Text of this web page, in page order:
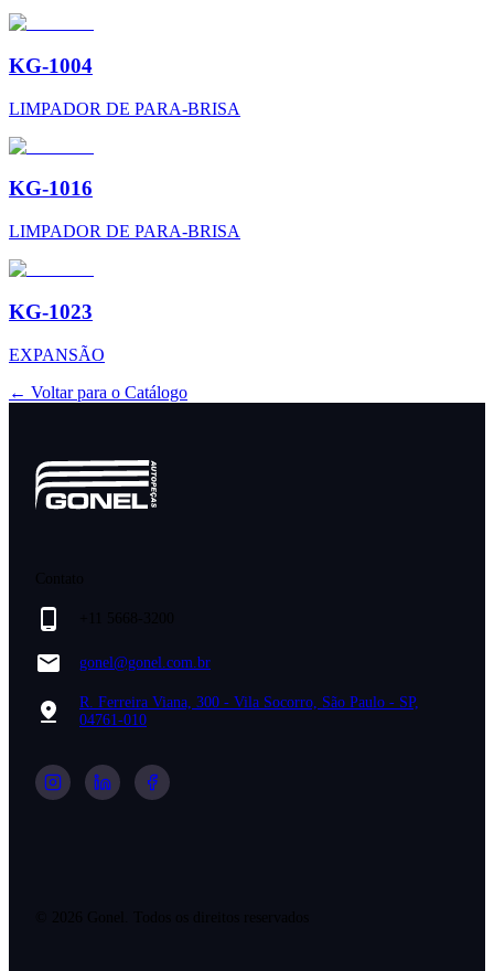
KG-1004
LIMPADOR DE PARA-BRISA
KG-1016
LIMPADOR DE PARA-BRISA
KG-1023
EXPANSÃO
← Voltar para o Catálogo
gonel@gonel.com.br
R. Ferreira Viana, 300 - Vila Socorro, São Paulo - SP,
04761-010